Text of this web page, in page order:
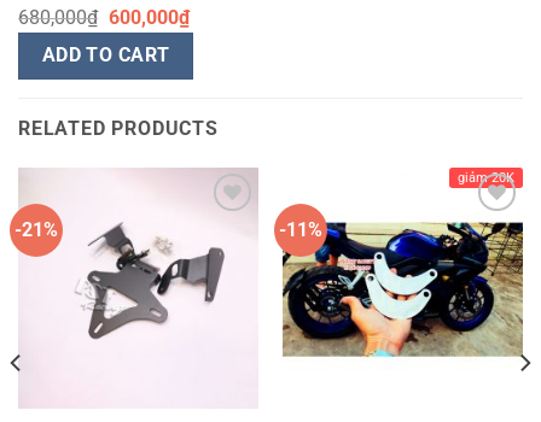
680,000₫ 600,000₫
ADD TO CART
RELATED PRODUCTS
-21%
Yêu
thích
-11%
giảm 20K
Yêu
thích